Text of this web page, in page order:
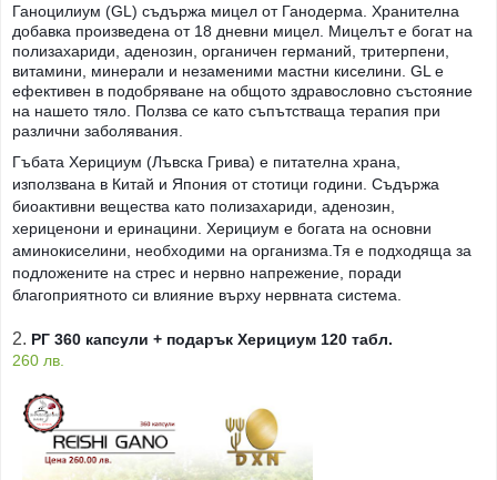
Ганоцилиум (GL) съдържа мицел от Ганодерма. Хранителна
добавка произведена от 18 дневни мицел. Мицелът е богат на
полизахариди, аденозин, органичен германий, тритерпени,
витамини, минерали и незаменими мастни киселини. GL е
ефективен в подобряване на общото здравословно състояние
на нашето тяло. Ползва се като съпътстваща терапия при
различни заболявания.
Гъбата Херициум (Лъвска Грива) е питателна храна,
използвана в Китай и Япония от стотици години. Съдържа
биоактивни вещества като полизахариди, аденозин,
хериценони и еринацини. Херициум е богата на основни
аминокиселини, необходими на организма.Тя е подходяща за
подложените на стрес и нервно напрежение, поради
благоприятното си влияние върху нервната система.
2. РГ 360 капсули + подарък Херициум 120 табл.
260 лв.